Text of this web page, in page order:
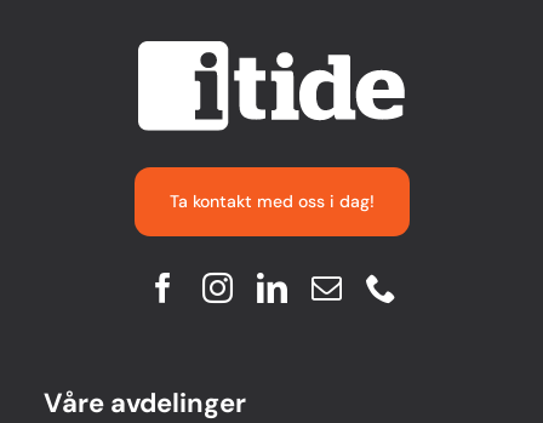
Ta kontakt med oss i dag!
Våre avdelinger